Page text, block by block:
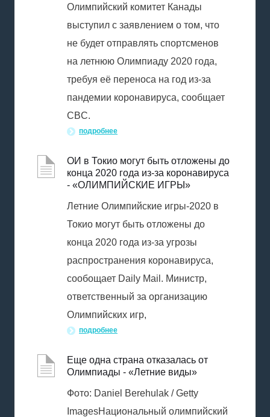
Олимпийский комитет Канады
выступил с заявлением о том, что
не будет отправлять спортсменов
на летнюю Олимпиаду 2020 года,
требуя её переноса на год из-за
пандемии коронавируса, сообщает
CBC.
подробнее
ОИ в Токио могут быть отложены до
конца 2020 года из-за коронавируса
- «ОЛИМПИЙСКИЕ ИГРЫ»
Летние Олимпийские игры-2020 в
Токио могут быть отложены до
конца 2020 года из-за угрозы
распространения коронавируса,
сообощает Daily Mail. Министр,
ответственный за организацию
Олимпийских игр,
подробнее
Еще одна страна отказалась от
Олимпиады - «Летние виды»
Фото: Daniel Berehulak / Getty
ImagesНациональный олимпийский